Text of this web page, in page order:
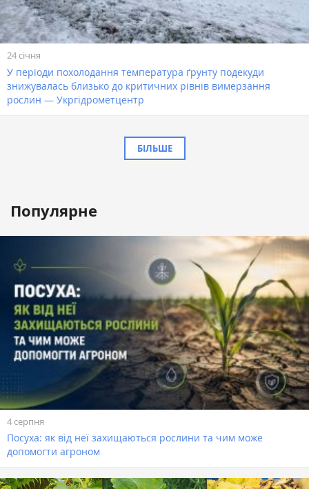
24 січня
У періоди похолодання температура ґрунту подекуди
знижувалась близько до критичних рівнів вимерзання
рослин — Укргідрометцентр
БІЛЬШЕ
Популярне
4 серпня
Посуха: як від неї захищаються рослини та чим може
допомогти агроном